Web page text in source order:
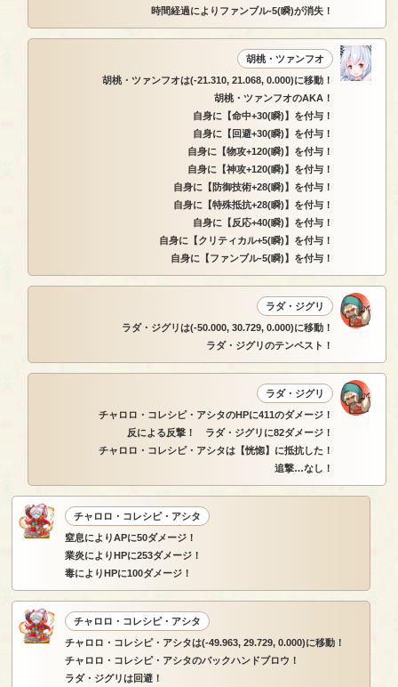
時間経過によりファンブル-5(瞬)が消失！
胡桃・ツァンフオ
胡桃・ツァンフオは(-21.310, 21.068, 0.000)に移動！
胡桃・ツァンフオのAKA！
自身に【命中+30(瞬)】を付与！
自身に【回避+30(瞬)】を付与！
自身に【物攻+120(瞬)】を付与！
自身に【神攻+120(瞬)】を付与！
自身に【防御技術+28(瞬)】を付与！
自身に【特殊抵抗+28(瞬)】を付与！
自身に【反応+40(瞬)】を付与！
自身に【クリティカル+5(瞬)】を付与！
自身に【ファンブル-5(瞬)】を付与！
ラダ・ジグリ
ラダ・ジグリは(-50.000, 30.729, 0.000)に移動！
ラダ・ジグリのテンペスト！
ラダ・ジグリ
チャロロ・コレシピ・アシタのHPに411のダメージ！
反による反撃！ ラダ・ジグリに82ダメージ！
チャロロ・コレシピ・アシタは【恍惚】に抵抗した！
追撃…なし！
チャロロ・コレシピ・アシタ
窒息によりAPに50ダメージ！
業炎によりHPに253ダメージ！
毒によりHPに100ダメージ！
チャロロ・コレシピ・アシタ
チャロロ・コレシピ・アシタは(-49.963, 29.729, 0.000)に移動！
チャロロ・コレシピ・アシタのバックハンドブロウ！
ラダ・ジグリは回避！